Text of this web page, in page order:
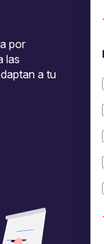
por
las
a tu